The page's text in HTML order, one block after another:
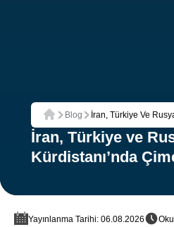
Ana Sayfa
Blog İran, Türkiye Ve
İran, Türkiye ve
Kürdistanı’nda
Yayınlanma Tarihi: 06.08.2026